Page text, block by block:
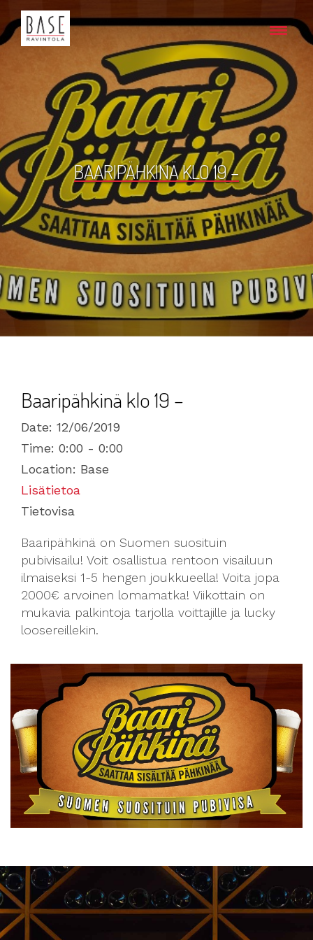
BAARIPÄHKINÄ KLO 19 –
Baaripähkinä klo 19 –
Date: 12/06/2019
Time: 0:00 - 0:00
Location: Base
Lisätietoa
Tietovisa
Baaripähkinä on Suomen suosituin
pubivisailu! Voit osallistua rentoon visailuun
ilmaiseksi 1-5 hengen joukkueella! Voita jopa
2000€ arvoinen lomamatka! Viikottain on
mukavia palkintoja tarjolla voittajille ja lucky
loosereillekin.